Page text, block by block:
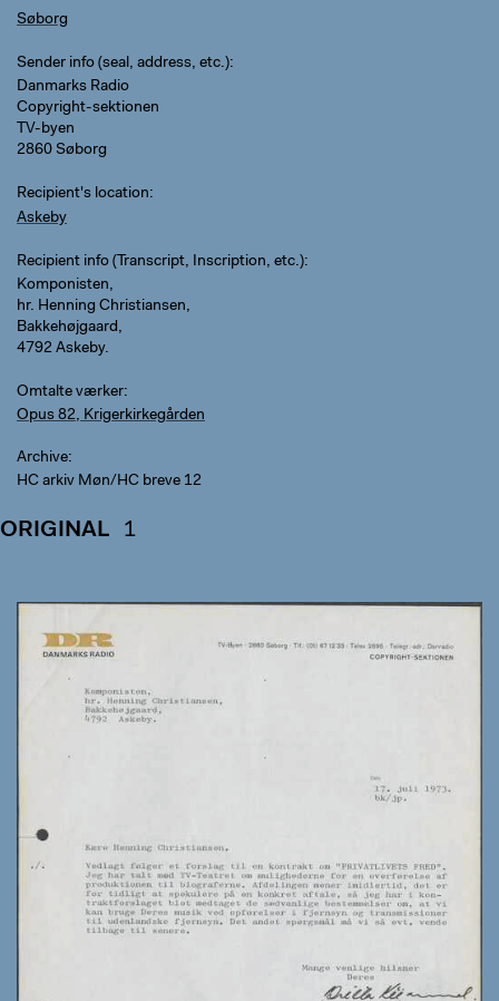
Søborg
Sender info (seal, address, etc.)
Danmarks Radio
Copyright-sektionen
TV-byen
2860 Søborg
Recipient's location
Askeby
Recipient info (Transcript, Inscription, etc.)
Komponisten,
hr. Henning Christiansen,
Bakkehøjgaard,
4792 Askeby.
Omtalte værker
Opus 82, Krigerkirkegården
Archive
HC arkiv Møn/HC breve 12
ORIGINAL 1